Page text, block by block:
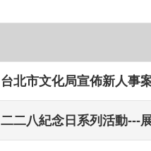
台北市文化局宣佈新人事
二二八紀念日系列活動---